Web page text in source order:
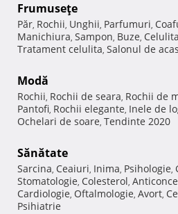
Frumuseţe
Păr, Rochii, Unghii, Parfumuri,
Manichiura, Sampon, Buze, Celulita
Tratament celulita, Salonul de
Modă
Rochii, Rochii de seara, Rochii de
Pantofi, Rochii elegante, Inele de
Ochelari de soare, Tendinte 2020
Sănătate
Sarcina, Ceaiuri, Inima, Psihologie,
Stomatologie, Colesterol,
Cardiologie, Oftalmologie, Avort,
Psihiatrie